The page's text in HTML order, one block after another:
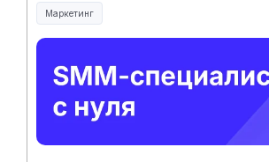
Маркетинг